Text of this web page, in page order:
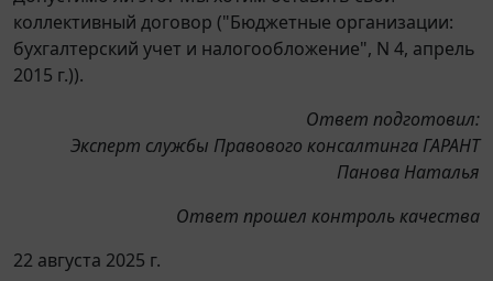
коллективный договор ("Бюджетные организации:
бухгалтерский учет и налогообложение", N 4, апрель
2015 г.)).
Ответ подготовил:
Эксперт службы Правового консалтинга ГАРАНТ
Панова Наталья
Ответ прошел контроль качества
22 августа 2025 г.